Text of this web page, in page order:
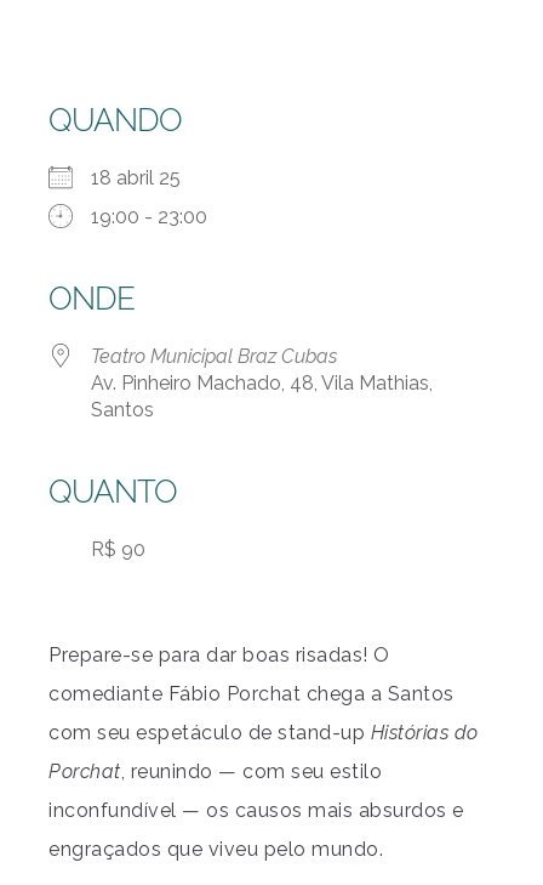
QUANDO
18 abril 25
19:00 - 23:00
ONDE
Teatro Municipal Braz Cubas
Av. Pinheiro Machado, 48, Vila Mathias,
Santos
QUANTO
R$ 90
Prepare-se para dar boas risadas! O
comediante Fábio Porchat chega a Santos
com seu espetáculo de stand-up Histórias do
Porchat, reunindo — com seu estilo
inconfundível — os causos mais absurdos e
engraçados que viveu pelo mundo.